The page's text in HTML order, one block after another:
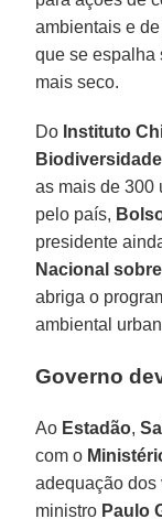
ambientais e
que se espalha
mais seco.
Do Instituto
Biodiversidade
as mais de 300
pelo país,
presidente
Nacional
abriga o
ambiental
Governo
Ao Estadão,
com o
adequação dos
ministro Paulo